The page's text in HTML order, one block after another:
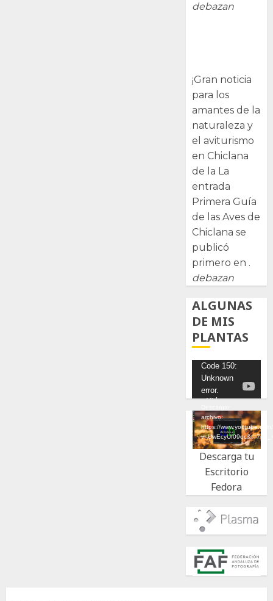
debazan
¡Gran noticia
para los
amantes de la
naturaleza y
el aviturismo
en Chiclana
de la La
entrada
Primera Guía
de las Aves de
Chiclana se
publicó
primero en .
debazan
ALGUNAS
DE MIS
PLANTAS
Reproductor
de
vídeo
Code 150:
Unknown
error.
archivo:
https://
Descarga tu
Escritorio
Fedora